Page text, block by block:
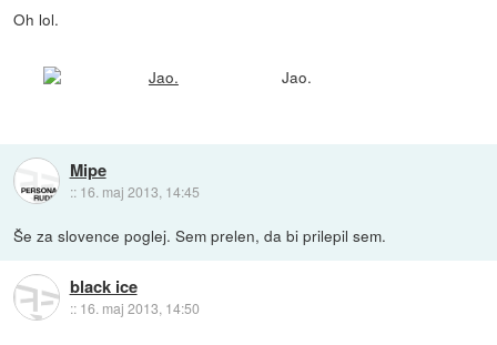
Oh lol.
Jao.
Mipe
:: 16. maj 2013, 14:45
Še za slovence poglej. Sem prelen, da bi prilepil sem.
black ice
:: 16. maj 2013, 14:50